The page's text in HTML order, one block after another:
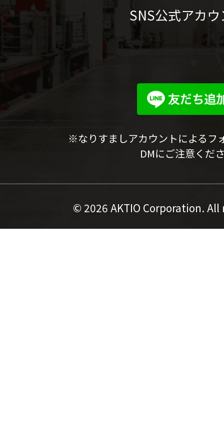
SNS公式アカ
※なりすましアカウントによるフ
DMにご注意くだ
© 2026 AKTIO Corporation.